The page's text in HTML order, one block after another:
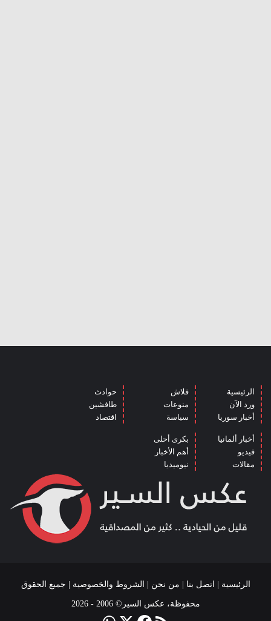
الرئيسية
ورد الآن
أخبار سوريا
فلاش
منوعات
سياسة
حوادث
طافشين
اقتصاد
أخبار ألمانيا
فيديو
مقالات
بكرى أحلى
أهم الأخبار
نيوميديا
الرئيسية اتصل بنا من نحن الشروط والخصوصية | جميع الحقوق
محفوظة، عكس السير© 2006 - 2026